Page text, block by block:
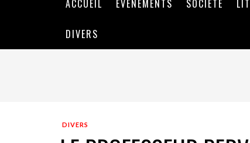
ACCUEIL EVÉNEMENTS SOCIÉTÉ
DIVERS
DIVERS